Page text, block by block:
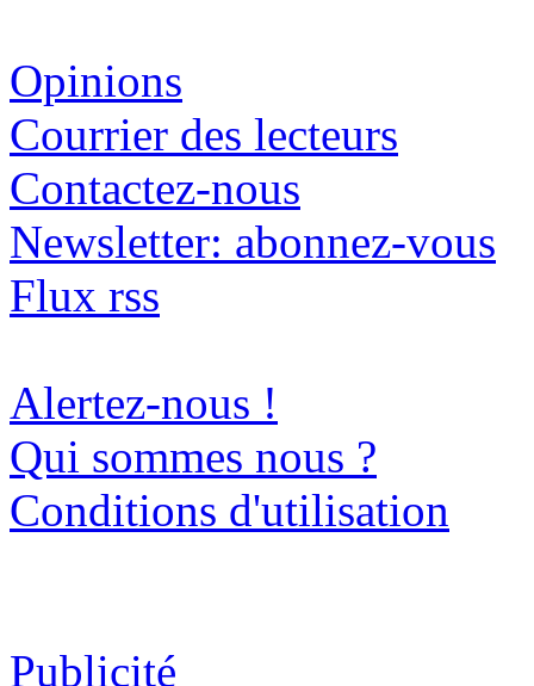
Opinions
Courrier des lecteurs
Contactez-nous
Newsletter: abonnez-vous
Flux rss
Alertez-nous !
Qui sommes nous ?
Conditions d'utilisation
Publicité